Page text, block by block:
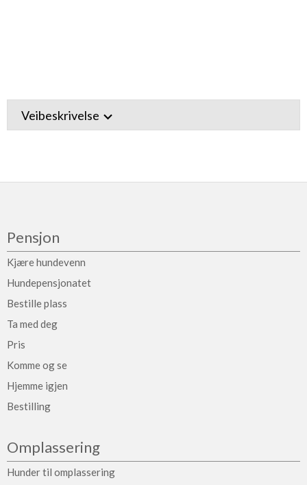
Veibeskrivelse
Pensjon
Kjære hundevenn
Hundepensjonatet
Bestille plass
Ta med deg
Pris
Komme og se
Hjemme igjen
Bestilling
Omplassering
Hunder til omplassering